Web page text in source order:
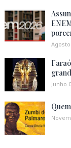
Agosto
Junho